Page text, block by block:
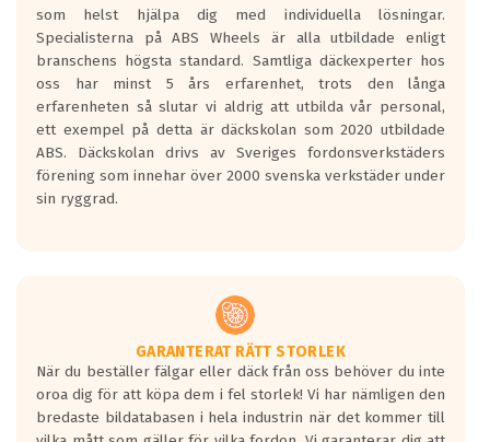
den kortaste bromssträckan och F är den
längsta.
Inga D eller G betyg delas ut för
personbilar och lätta lastbilar.
Betyget sätts efter ett test där däcken
skall bromsa in på en väg där det ligger
0.5-1.5 mm vatten.
I 80km/h kommer skillnaden på
Vid körning i över 50km/h brukar
rullmotståndets ljud överträffa
motorljudet.
På däckmärkningen kommer det finnas
en symbol av ett däck med vågar. Hög
som helst hjälpa dig med individuella lösningar.
Specialisterna på ABS Wheels är alla utbildade enligt
branschens högsta standard. Samtliga däckexperter hos
oss har minst 5 års erfarenhet, trots den långa
erfarenheten så slutar vi aldrig att utbilda vår personal,
ett exempel på detta är däckskolan som 2020 utbildade
ABS. Däckskolan drivs av Sveriges fordonsverkstäders
förening som innehar över 2000 svenska verkstäder under
sin ryggrad.
GARANTERAT RÄTT STORLEK
När du beställer fälgar eller däck från oss behöver du inte
oroa dig för att köpa dem i fel storlek! Vi har nämligen den
bredaste bildatabasen i hela industrin när det kommer till